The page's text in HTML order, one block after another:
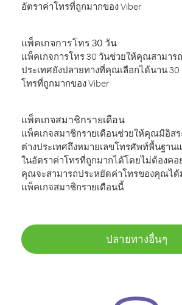
อัตราค่าโทรที่ถูกมากของ Viber
แพ็คเกจการโทร 30 วัน
แพ็คเกจการโทร 30 วันช่วยให้คุณสามาร
ประเทศยังปลายทางที่คุณเลือกได้นาน 30
โทรที่ถูกมากของ Viber
แพ็คเกจสมาชิกรายเดือน
แพ็คเกจสมาชิกรายเดือนช่วยให้คุณมีอิสร
ต่างประเทศถึงหมายเลขโทรศัพท์พื้นฐา
ในอัตราค่าโทรที่ถูกมากได้โดยไม่ต้องคอ
คุณจะสามารถประหยัดค่าโทรของคุณได้
แพ็คเกจสมาชิกรายเดือนนี้
ปลายทางอื่นๆ